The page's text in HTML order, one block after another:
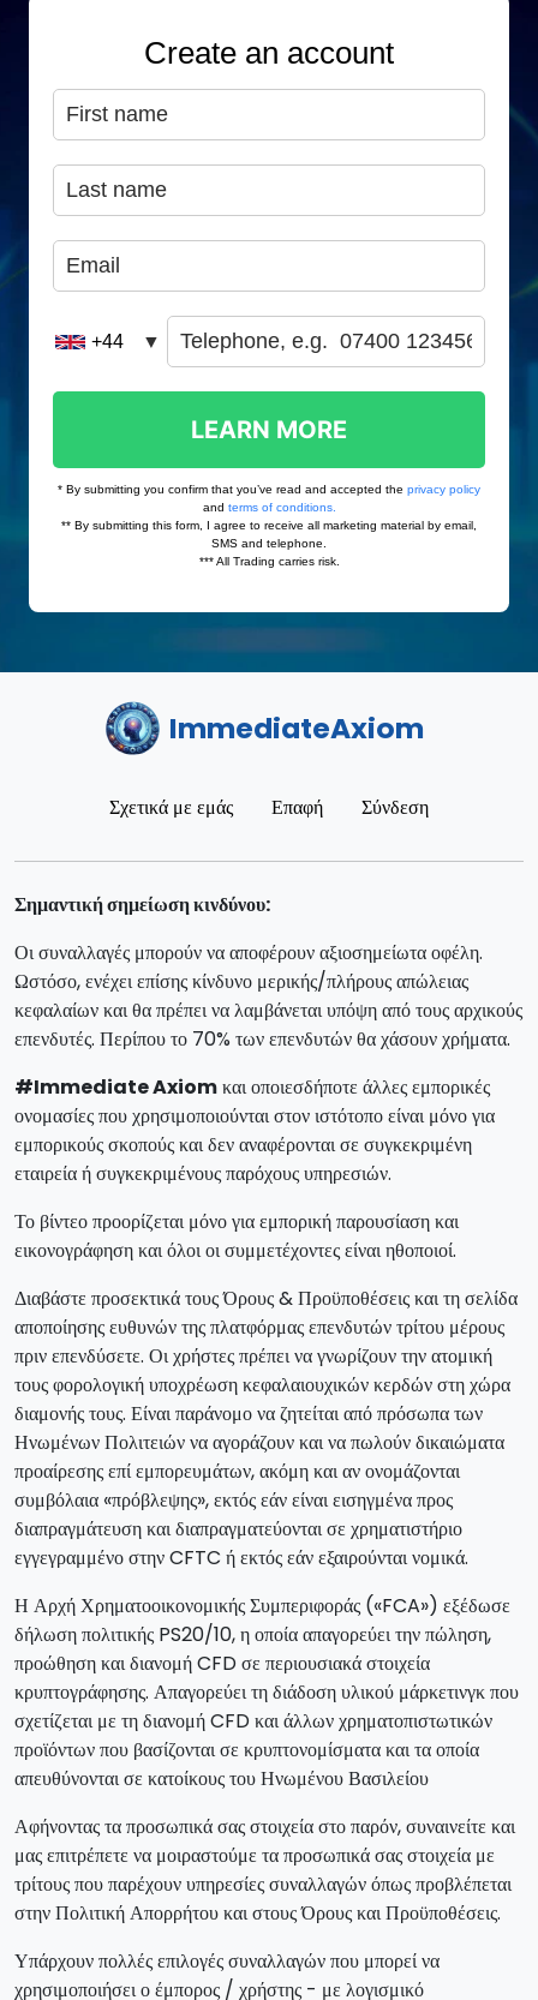
ImmediateAxiom
Σχετικά με εμάς Επαφή Σύνδεση
Σημαντική σημείωση κινδύνου:
Οι συναλλαγές μπορούν να αποφέρουν αξιοσημείωτα οφέλη.
Ωστόσο, ενέχει επίσης κίνδυνο μερικής/πλήρους απώλειας
κεφαλαίων και θα πρέπει να λαμβάνεται υπόψη από τους αρχικούς
επενδυτές. Περίπου το 70% των επενδυτών θα χάσουν χρήματα.
#Immediate Axiomκαι οποιεσδήποτε άλλες εμπορικές
ονομασίες που χρησιμοποιούνται στον ιστότοπο είναι μόνο για
εμπορικούς σκοπούς και δεν αναφέρονται σε συγκεκριμένη
εταιρεία ή συγκεκριμένους παρόχους υπηρεσιών.
Το βίντεο προορίζεται μόνο για εμπορική παρουσίαση και
εικονογράφηση και όλοι οι συμμετέχοντες είναι ηθοποιοί.
Διαβάστε προσεκτικά τους Όρους & Προϋποθέσεις και τη σελίδα
αποποίησης ευθυνών της πλατφόρμας επενδυτών τρίτου μέρους
πριν επενδύσετε. Οι χρήστες πρέπει να γνωρίζουν την ατομική
τους φορολογική υποχρέωση κεφαλαιουχικών κερδών στη χώρα
διαμονής τους. Είναι παράνομο να ζητείται από πρόσωπα των
Ηνωμένων Πολιτειών να αγοράζουν και να πωλούν δικαιώματα
προαίρεσης επί εμπορευμάτων, ακόμη και αν ονομάζονται
συμβόλαια «πρόβλεψης», εκτός εάν είναι εισηγμένα προς
διαπραγμάτευση και διαπραγματεύονται σε χρηματιστήριο
εγγεγραμμένο στην CFTC ή εκτός εάν εξαιρούνται νομικά.
Η Αρχή Χρηματοοικονομικής Συμπεριφοράς («FCA») εξέδωσε
δήλωση πολιτικής PS20/10, η οποία απαγορεύει την πώληση,
προώθηση και διανομή CFD σε περιουσιακά στοιχεία
κρυπτογράφησης. Απαγορεύει τη διάδοση υλικού μάρκετινγκ που
σχετίζεται με τη διανομή CFD και άλλων χρηματοπιστωτικών
προϊόντων που βασίζονται σε κρυπτονομίσματα και τα οποία
απευθύνονται σε κατοίκους του Ηνωμένου Βασιλείου
Αφήνοντας τα προσωπικά σας στοιχεία στο παρόν, συναινείτε και
μας επιτρέπετε να μοιραστούμε τα προσωπικά σας στοιχεία με
τρίτους που παρέχουν υπηρεσίες συναλλαγών όπως προβλέπεται
στην Πολιτική Απορρήτου και στους Όρους και Προϋποθέσεις.
Υπάρχουν πολλές επιλογές συναλλαγών που μπορεί να
χρησιμοποιήσει ο έμπορος / χρήστης - με λογισμικό